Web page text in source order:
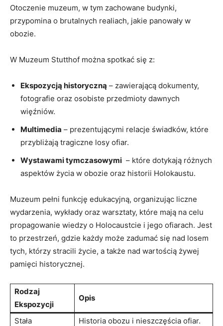
Otoczenie muzeum, w tym ‌zachowane‌ budynki,
‌przypomina o brutalnych⁢ realiach,⁤ jakie panowały⁤ w​
obozie.
W Muzeum Stutthof można spotkać⁣ się z:
Ekspozycją historyczną – zawierającą dokumenty,
fotografie ‍oraz ⁤osobiste​ przedmioty ⁣dawnych
⁢więźniów.
Multimedia – ⁣prezentującymi ‍relacje świadków, które
przybliżają tragiczne losy ofiar.
Wystawami​ tymczasowymi ​ – które dotykają różnych
aspektów życia w obozie oraz historii ⁢Holokaustu.
Muzeum ‌pełni funkcję‍ edukacyjną, ‌organizując⁢ liczne
wydarzenia, wykłady​ oraz⁢ warsztaty, które mają‍ na celu
propagowanie wiedzy o Holocaustcie i ‌jego ofiarach. Jest
to przestrzeń, gdzie każdy może zadumać się ‍nad losem
‍tych, którzy stracili życie, a także ‍nad ⁢wartością żywej⁣
pamięci ⁢historycznej.
Rodzaj‍
Ekspozycji
Opis
Stała
Historia obozu⁢ i nieszczęścia ofiar.